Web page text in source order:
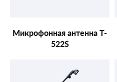
Микрофонная антенна T-
522S